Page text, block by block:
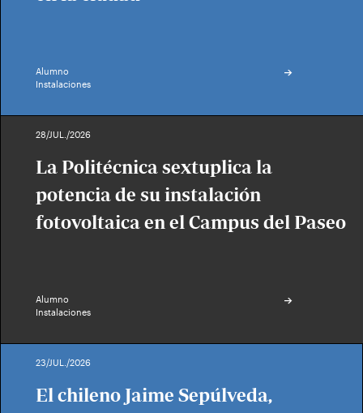
Alumno
Instalaciones
28/JUL./2026
La Politécnica sextuplica la
potencia de su instalación
fotovoltaica en el Campus del Paseo
Alumno
Instalaciones
23/JUL./2026
El chileno Jaime Sepúlveda,